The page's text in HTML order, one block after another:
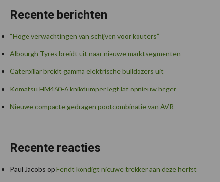
Recente berichten
“Hoge verwachtingen van schijven voor kouters”
Albourgh Tyres breidt uit naar nieuwe marktsegmenten
Caterpillar breidt gamma elektrische bulldozers uit
Komatsu HM460-6 knikdumper legt lat opnieuw hoger
Nieuwe compacte gedragen pootcombinatie van AVR
Recente reacties
Paul Jacobs op Fendt kondigt nieuwe trekker aan deze herfst